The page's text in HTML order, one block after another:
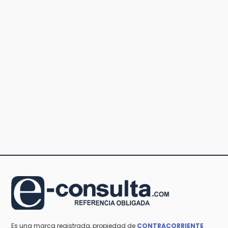
Es una marca registrada, propiedad de CONTRACORRIENTE